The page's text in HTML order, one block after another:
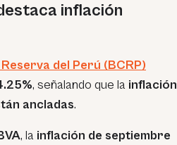
inflación
del Perú (BCRP)
, señalando que la inflación
ancladas.
, la inflación de septiembre